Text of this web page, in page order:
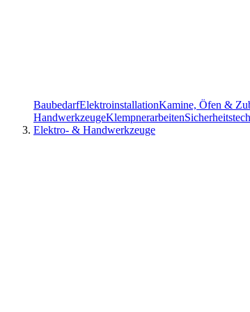
BaubedarfElektroinstallationKamine, Öfen &
HandwerkzeugeKlempnerarbeiten
Elektro- & Handwerkzeuge